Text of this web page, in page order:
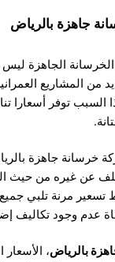
جاهزة بالرياض
الجاهزة ليس
المشاريع
السبب توفر أسعارا
خرسانة جاهزة
عن غيره من حيث
تسعير مرنة تلبي جميع
عدم وجود تكاليف
بالرياض، الأسعار